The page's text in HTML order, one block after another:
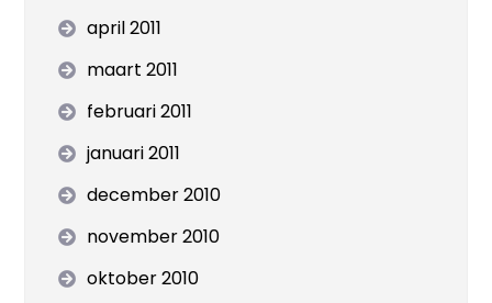
april 2011
maart 2011
februari 2011
januari 2011
december 2010
november 2010
oktober 2010